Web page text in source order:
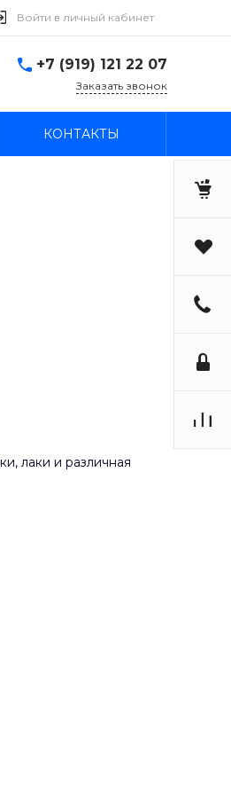
Войти в личный кабинет
+7 (919) 121 22 07
Заказать звонок
КОНТАКТЫ
лаки и различная